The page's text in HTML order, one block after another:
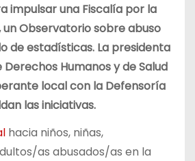
impulsar una Fiscalía por la
un Observatorio sobre abuso
de estadísticas. La presidenta
Derechos Humanos y de Salud
local con la Defensoría
las iniciativas.
hacia niños, niñas,
as abusados/as en la